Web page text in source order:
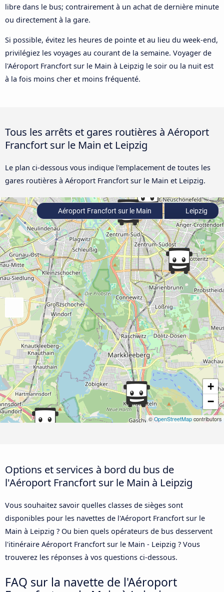
libre dans le bus; contrairement à un achat de dernière minute
ou directement à la gare.
Si possible, évitez les heures de pointe et au lieu du week-end,
privilégiez les voyages au courant de la semaine. Voyager de
l'Aéroport Francfort sur le Main à Leipzig le soir ou la nuit est
à la fois moins cher et moins fréquenté.
Tous les arrêts et gares routières à Aéroport
Francfort sur le Main et Leipzig
Le plan ci-dessous vous indique l'emplacement de toutes les
gares routières à Aéroport Francfort sur le Main et Leipzig.
+
−
©OpenStreetMap contributors
Aéroport Francfort sur le Main Leipzig
Options et services à bord du bus de
l'Aéroport Francfort sur le Main à Leipzig
Vous souhaitez savoir quelles classes de sièges sont
disponibles pour les navettes de l'Aéroport Francfort sur le
Main à Leipzig ? Ou bien quels opérateurs de bus desservent
l'itinéraire Aéroport Francfort sur le Main - Leipzig ? Vous
trouverez les réponses à vos questions ci-dessous.
FAQ sur la navette de l'Aéroport